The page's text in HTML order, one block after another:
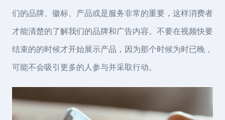
们的品牌、徽标、产品或是服务非常的重要，这样消费者
才能清楚的了解我们的品牌和广告内容。不要在视频快要
结束的的时候才开始展示产品，因为那个时候为时已晚，
可能不会吸引更多的人参与并采取行动。